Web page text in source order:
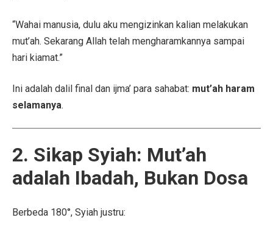
“Wahai manusia, dulu aku mengizinkan kalian melakukan
mut’ah. Sekarang Allah telah mengharamkannya sampai
hari kiamat.”
Ini adalah dalil final dan ijma’ para sahabat: mut’ah haram
selamanya.
2. Sikap Syiah: Mut’ah
adalah Ibadah, Bukan Dosa
Berbeda 180°, Syiah justru: